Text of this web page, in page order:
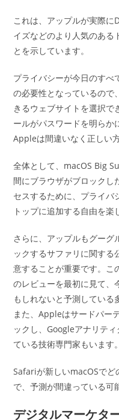
これは、アップルが実際
イズなどのより人気のある
とを示しています。
プライバシーが今日のすべ
の必要性となっているの
きるウェブサイトを選択で
ールがパスワードを明らか
Appleは間違いなく正しい
全体として、macOS Big
間にブラウザがブロックし
セスするために、プライバ
トップに追加する自由を楽
さらに、アップルもグーグ
ックするサファリに関する
意することが重要です。こ
のレビューを最初に見て
もしれないと予測している
また、Appleはサードパー
ックし、Googleアナリテ
ている技術専門家もいます。
Safariが新しいmacOSでど
で、予測が間違っている可
デジタルマーケタ